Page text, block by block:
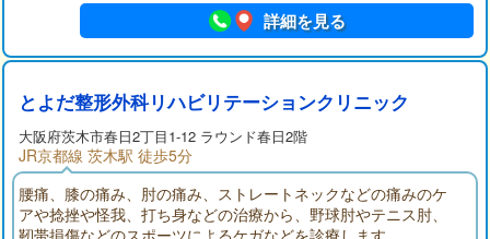
詳細を見る
とよだ整形外科リハビリテーションクリニック
大阪府茨木市春日2丁目1-12 ラウンド春日2階
JR京都線 茨木駅 徒歩5分
腰痛、膝の痛み、肘の痛み、ストレートネックなどの痛みのケ
アや捻挫や怪我、打ち身などの治療から、野球肘やテニス肘、
靭帯損傷などのスポーツによるケガなどを診療します。